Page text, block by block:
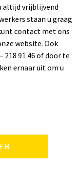
altijd vrijblijvend
staan u graag
contact met ons
website. Ook
218 91 46 of door te
ernaar uit om u